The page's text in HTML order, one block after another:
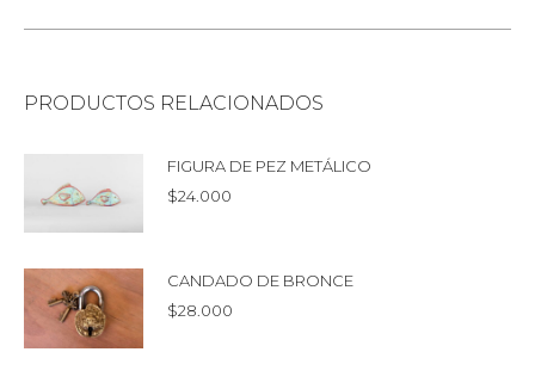
PRODUCTOS RELACIONADOS
FIGURA DE PEZ METÁLICO
$24.000
CANDADO DE BRONCE
$28.000